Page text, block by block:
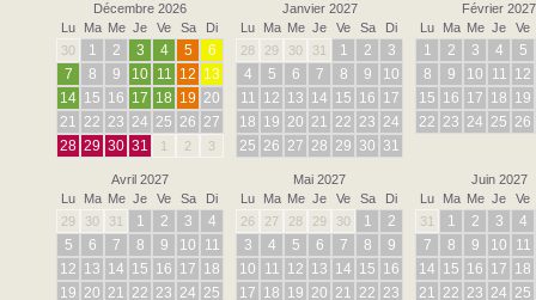
Décembre 2026
Lu
Ma Me Je Ve Sa
Di
30
1 2 3 4 5
6
7
8 9 10 11 12 13
14 15 16 17 18 19 20
21 22 23 24 25 26 27
28 29 30 31 1 2 3
Janvier 2027
Lu
Ma Me Je Ve Sa
Di
28
29 30 31 1 2
3
4
5 6 7 8 9
10
11 12 13 14 15 16 17
18 19 20 21 22 23 24
25 26 27 28 29 30 31
Février 2027
Lu
Ma Me Je Ve
1 2 3 4
5
8
9 10 11 12
15 16 17 18 19
22 23 24 25 26
Avril 2027
Lu
Ma Me Je Ve Sa
Di
29
30 31 1 2 3
4
5
6 7 8 9 10
11
12 13 14 15 16 17 18
19 20 21 22 23 24 25
Mai 2027
Lu
Ma Me Je Ve Sa
Di
26
27 28 29 30 1
2
3
4 5 6 7 8
9
10
11 12 13 14 15 16
17 18 19 20 21 22 23
Juin 2027
Lu
Ma Me Je
Ve
31
1 2 3
4
7
8 9 10
11
14 15 16 17 18
21 22 23 24 25